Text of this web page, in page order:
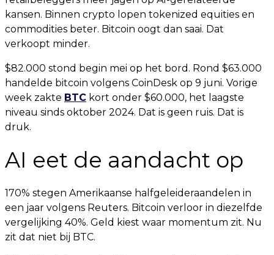
kansen. Binnen crypto lopen tokenized equities en
commodities beter. Bitcoin oogt dan saai. Dat
verkoopt minder.
$82.000 stond begin mei op het bord. Rond $63.000
handelde bitcoin volgens CoinDesk op 9 juni. Vorige
week zakte BTC kort onder $60.000, het laagste
niveau sinds oktober 2024. Dat is geen ruis. Dat is
druk.
AI eet de aandacht op
170% stegen Amerikaanse halfgeleideraandelen in
een jaar volgens Reuters. Bitcoin verloor in diezelfde
vergelijking 40%. Geld kiest waar momentum zit. Nu
zit dat niet bij BTC.